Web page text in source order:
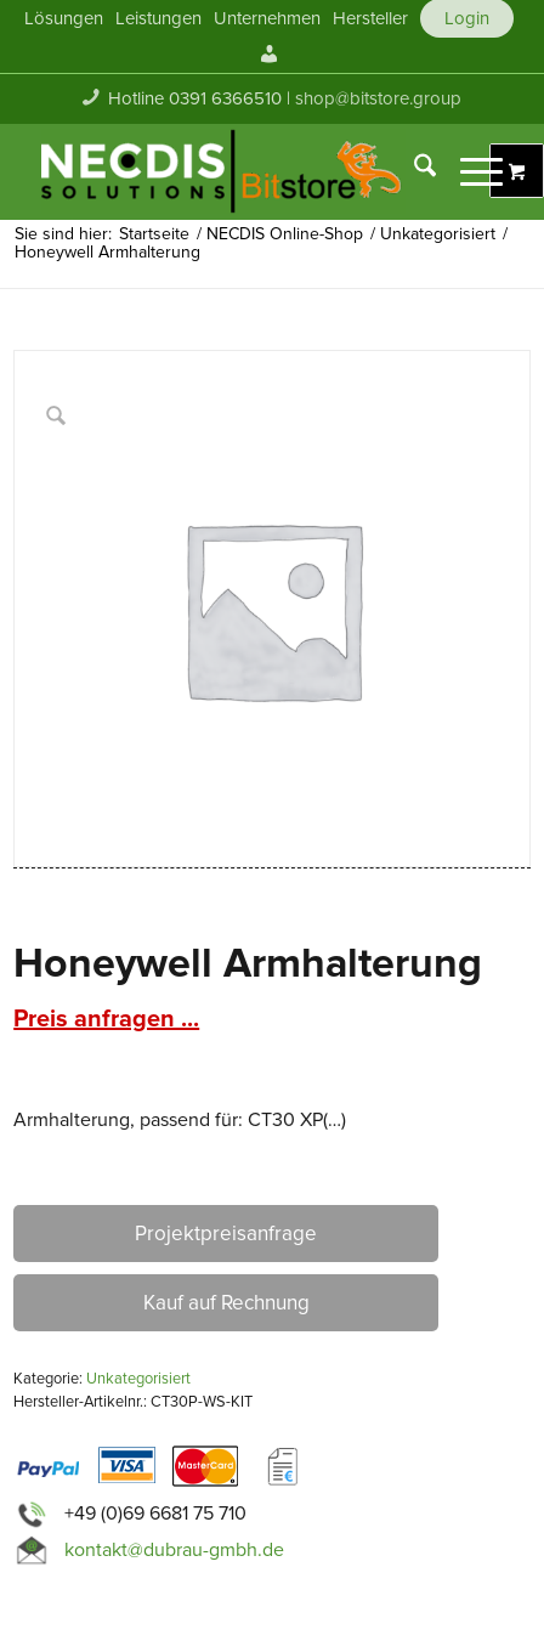
Lösungen Leistungen Unternehmen Hersteller
Login
Konto
Hotline 0391 6366510 |shop@bitstore.group
Sie sind hier: Startseite / NECDIS Online-Shop / Unkategorisiert /
Honeywell Armhalterung
Honeywell Armhalterung
Preis anfragen ...
Armhalterung, passend für: CT30 XP(…)
Projektpreisanfrage
Kauf auf Rechnung
Kategorie: Unkategorisiert
Hersteller-Artikelnr.: CT30P-WS-KIT
+49 (0)69 6681 75 710
kontakt@dubrau-gmbh.de